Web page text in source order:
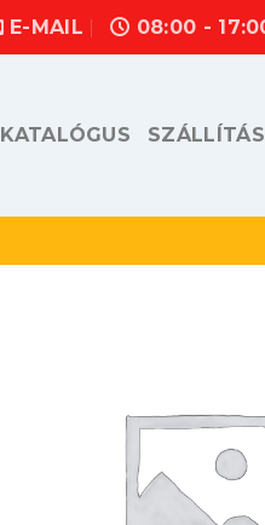
E-MAIL 08:00 -
KATALÓGUS